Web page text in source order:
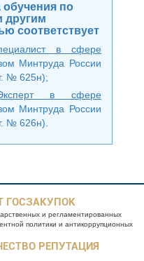
по
другим
соответствует
в сфере
Минтруда России
№ 625н);
в сфере
Минтруда России
№ 626н).
ГОСЗАКУПОК
и регламентированных
политики и антикоррупционных
РЕПУТАЦИЯ